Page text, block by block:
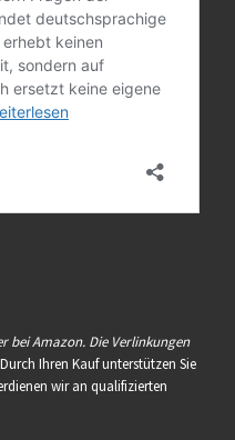
bei Amazon. Die Verlinkungen
Ihren Kauf unterstützen Sie
wir an qualifizierten